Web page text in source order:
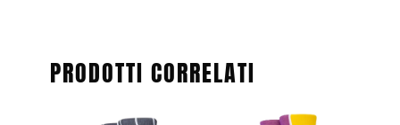
PRODOTTI CORRELATI